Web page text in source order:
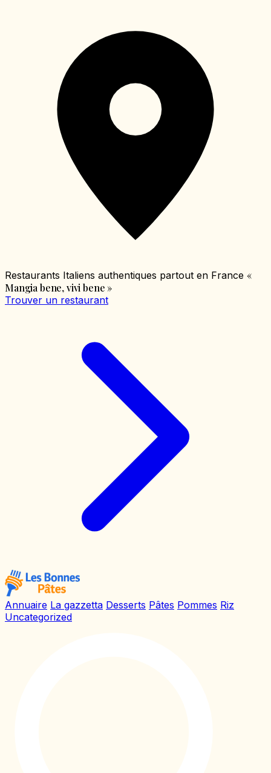
Restaurants Italiens authentiques partout en France «
Mangia bene, vivi bene »
Trouver un restaurant
Annuaire La gazzetta Desserts Pâtes Pommes Riz
Uncategorized